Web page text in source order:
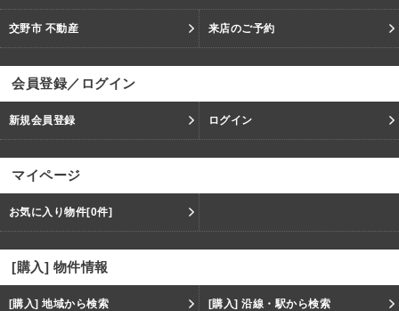
交野市 不動産 来店のご予約
会員登録／ログイン
新規会員登録 ログイン
マイページ
お気に入り物件[0件]
[購入] 物件情報
[購入] 地域から検索 [購入] 沿線・駅から検索